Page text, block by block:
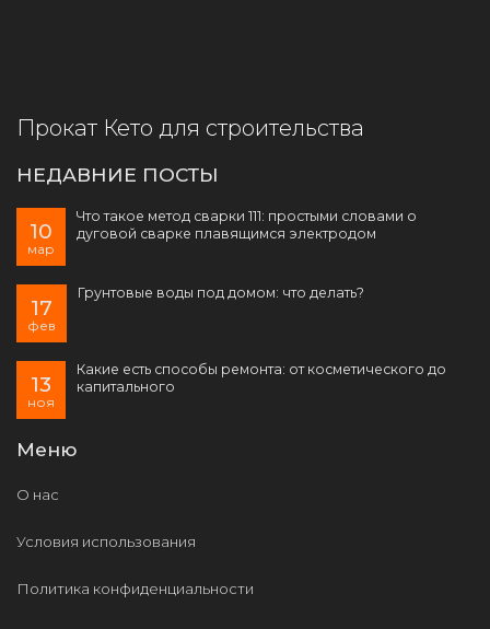
Прокат Кето для строительства
НЕДАВНИЕ ПОСТЫ
10
мар
Что такое метод сварки 111: простыми словами о
дуговой сварке плавящимся электродом
17
фев
Грунтовые воды под домом: что делать?
13
ноя
Какие есть способы ремонта: от косметического до
капитального
Меню
О нас
Условия использования
Политика конфиденциальности